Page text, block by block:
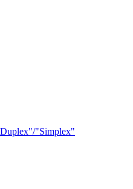
"Simplex"